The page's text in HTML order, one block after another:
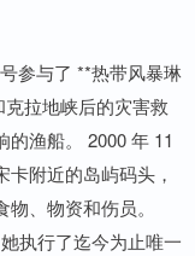
参与了 **热带风暴琳
拉地峡后的灾害救
渔船。 2000 年 11
附近的岛屿码头，
、物资和伤员。
执行了迄今为止唯一